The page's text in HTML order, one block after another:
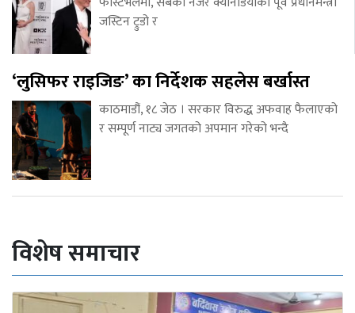
जस्टिन ट्रुडो र
‘लुसिफर राइजिङ’ का निर्देशक सहलेस बर्खास्त
काठमाडौं, १८ जेठ । सरकार विरुद्ध अफवाह फैलाएको
र सम्पूर्ण नाट्य जगतको अपमान गरेको भन्दै
विशेष समाचार